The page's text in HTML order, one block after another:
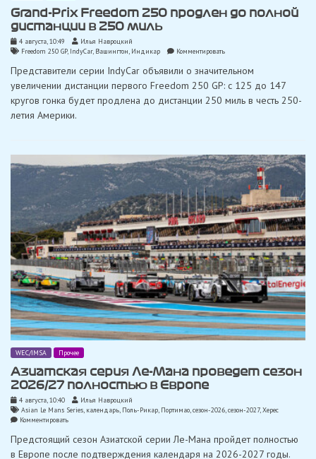
Grand-Prix Freedom 250 продлен до полной
дистанции в 250 миль
4 августа, 10:49
Илья Навроцкий
Freedom 250 GP, IndyCar, Вашингтон, Индикар Комментироватьon
Prix
Freedom
250
продлен
миль
Представители серии IndyCar объявили о значительном
увеличении дистанции первого Freedom 250 GP: с 125 до 147
кругов гонка будет продлена до дистанции 250 миль в честь 250-
летия Америки.
WEC/IMSA Прочее
Азиатская серия Ле-Мана проведет сезон
2026/27 полностью в Европе
4 августа, 10:40
Илья Навроцкий
Asian Le Mans Series, календарь, Поль-Рикар, Портимао,сезон-2026,сезон-2027,Херес
Комментироватьon
серия
Предстоящий сезон Азиатской серии Ле-Мана пройдет полностью
в Европе после подтверждения календаря на 2026-2027 годы.